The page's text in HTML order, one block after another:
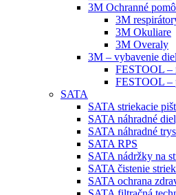
3M Ochranné
3M
3M Okuliare
3M Overaly
3M – vybavenie
FESTOOL –
FESTOOL –
SATA
SATA striekacie
SATA náhradné
SATA náhradné
SATA RPS
SATA nádržky na
SATA čistenie
SATA ochrana